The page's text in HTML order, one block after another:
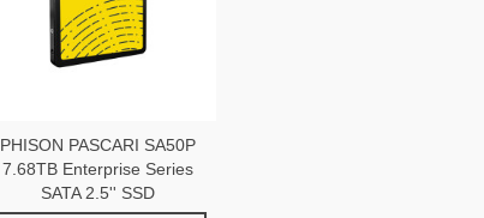
PHISON PASCARI SA50P
7.68TB Enterprise Series
SATA 2.5'' SSD